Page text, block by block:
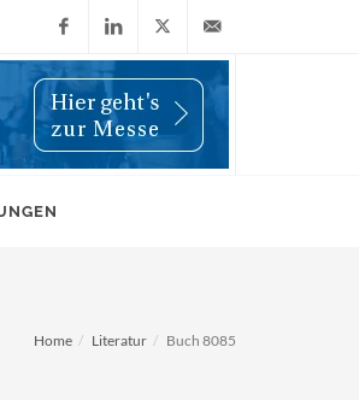
FacebookLinkedIn
X
(Twitter)
info@wiwi-
Home Literatur Buch 8085